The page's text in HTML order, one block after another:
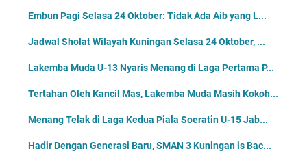
Embun Pagi Selasa 24 Oktober: Tidak Ada Aib yang L...
Jadwal Sholat Wilayah Kuningan Selasa 24 Oktober, ...
Lakemba Muda U-13 Nyaris Menang di Laga Pertama P...
Tertahan Oleh Kancil Mas, Lakemba Muda Masih Kokoh...
Menang Telak di Laga Kedua Piala Soeratin U-15 Jab...
Hadir Dengan Generasi Baru, SMAN 3 Kuningan is Bac...